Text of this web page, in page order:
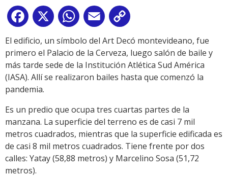
Facebook
X WhatsApp
Email
Link
El edificio, un símbolo del Art Decó montevideano, fue
primero el Palacio de la Cerveza, luego salón de baile y
más tarde sede de la Institución Atlética Sud América
(IASA). Allí se realizaron bailes hasta que comenzó la
pandemia.
Es un predio que ocupa tres cuartas partes de la
manzana. La superficie del terreno es de casi 7 mil
metros cuadrados, mientras que la superficie edificada es
de casi 8 mil metros cuadrados. Tiene frente por dos
calles: Yatay (58,88 metros) y Marcelino Sosa (51,72
metros).